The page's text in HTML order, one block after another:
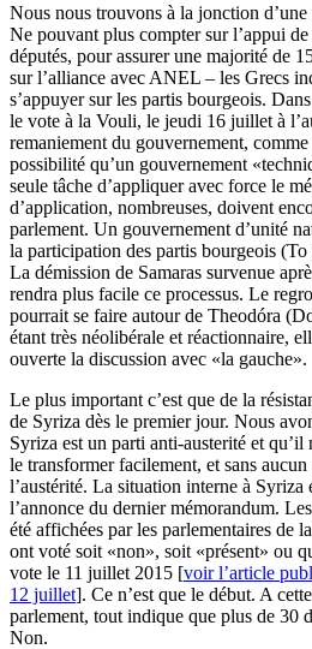
Nous nous trouvons à la jonction
Ne pouvant plus compter sur l’appui
députés, pour assurer une majorité de
sur l’alliance avec ANEL – les Grecs
s’appuyer sur les partis bourgeois.
le vote à la Vouli, le jeudi 16 juillet à
remaniement du gouvernement,
possibilité qu’un gouvernement
seule tâche d’appliquer avec force le
d’application, nombreuses, doivent
parlement. Un gouvernement d’unité
la participation des partis bourgeois
La démission de Samaras survenue
rendra plus facile ce processus. Le
pourrait se faire autour de Theodóra
étant très néolibérale et réactionnaire,
ouverte la discussion avec «la gauche».
Le plus important c’est que de la
de Syriza dès le premier jour. Nous
Syriza est un parti anti-austerité et qu’il
le transformer facilement, et sans
l’austérité. La situation interne à Syriza
l’annonce du dernier mémorandum.
été affichées par les parlementaires de
ont voté soit «non», soit «présent» ou
vote le 11 juillet 2015 [voir l’article
12 juillet]. Ce n’est que le début. A
parlement, tout indique que plus de 30
Non.